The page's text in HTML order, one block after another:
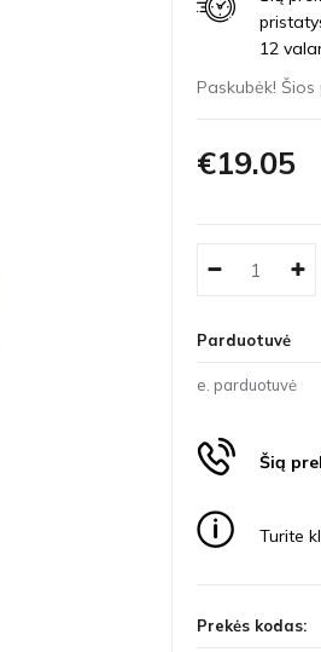
12
Paskubėk!
€19 05
Parduotuvė
e. parduotuvė
Šią
Turite
Prekės kodas: